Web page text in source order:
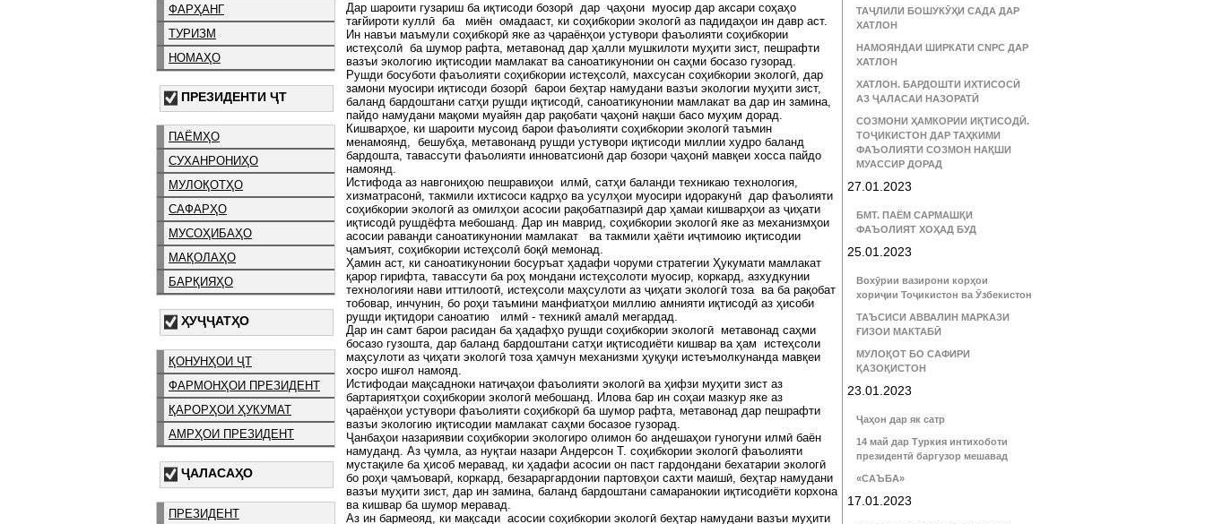
ФАРҲАНГ
ТУРИЗМ
НОМАҲО
ПРЕЗИДЕНТИ ҶТ
ПАЁМҲО
СУХАНРОНИҲО
МУЛОҚОТҲО
САФАРҲО
МУСОҲИБАҲО
МАҚОЛАҲО
БАРҚИЯҲО
ҲУҶҶАТҲО
ҚОНУНҲОИ ҶТ
ФАРМОНҲОИ ПРЕЗИДЕНТ
ҚАРОРҲОИ ҲУКУМАТ
АМРҲОИ ПРЕЗИДЕНТ
ҶАЛАСАҲО
ПРЕЗИДЕНТ
Дар шароити гузариш ба иқтисоди бозорӣ дар ҷаҳони муосир дар аксари соҳаҳо
тағйироти куллӣ ба миён омадааст, ки соҳибкории экологӣ аз падидаҳои ин давр аст.
Ин навъи маъмули соҳибкорӣ яке аз ҷараёнҳои устувори фаъолияти соҳибкории
истеҳсолӣ ба шумор рафта, метавонад дар ҳалли мушкилоти муҳити зист, пешрафти
вазъи экологию иқтисодии мамлакат ва саноатикунонии он саҳми босазо гузорад.
Рушди босуботи фаъолияти соҳибкории истеҳсолӣ, махсусан соҳибкории экологӣ, дар
замони муосири иқтисоди бозорӣ барои беҳтар намудани вазъи экологии муҳити зист,
баланд бардоштани сатҳи рушди иқтисодӣ, саноатикунонии мамлакат ва дар ин замина,
пайдо намудани мақоми муайян дар рақобати ҷаҳонӣ нақши басо муҳим дорад.
Кишварҳое, ки шароити мусоид барои фаъолияти соҳибкории экологӣ таъмин
менамоянд, бешубҳа, метавонанд рушди устувори иқтисоди миллии худро баланд
бардошта, тавассути фаъолияти инноватсионӣ дар бозори ҷаҳонӣ мавқеи хосса пайдо
намоянд.
Истифода аз навгониҳою пешравиҳои илмӣ, сатҳи баланди техникаю технология,
хизматрасонӣ, такмили ихтисоси кадрҳо ва усулҳои муосири идоракунӣ дар фаъолияти
соҳибкории экологӣ аз омилҳои асосии рақобатпазирӣ дар ҳамаи кишварҳои аз ҷиҳати
иқтисодӣ рушдёфта мебошанд. Дар ин маврид, соҳибкории экологӣ яке аз механизмҳои
асосии раванди саноатикунонии мамлакат ва такмили ҳаёти иҷтимоию иқтисодии
ҷамъият, соҳибкории истеҳсолӣ боқӣ мемонад.
Ҳамин аст, ки саноатикунонии босуръат ҳадафи чоруми стратегии Ҳукумати мамлакат
қарор гирифта, тавассути ба роҳ мондани истеҳсолоти муосир, коркард, азхудкунии
технологияи нави иттилоотӣ, истеҳсоли маҳсулоти аз ҷиҳати экологӣ тоза ва ба рақобат
тобовар, инчунин, бо роҳи таъмини манфиатҳои миллию амнияти иқтисодӣ аз ҳисоби
рушди иқтидори саноатию илмӣ - техникӣ амалӣ мегардад.
Дар ин самт барои расидан ба ҳадафҳо рушди соҳибкории экологӣ метавонад саҳми
босазо гузошта, дар баланд бардоштани сатҳи иқтисодиёти кишвар ва ҳам истеҳсоли
маҳсулоти аз ҷиҳати экологӣ тоза ҳамчун механизми ҳуқуқи истеъмолкунанда мавқеи
хосро ишғол намояд.
Истифодаи мақсадноки натиҷаҳои фаъолияти экологӣ ва ҳифзи муҳити зист аз
бартариятҳои соҳибкории экологӣ мебошанд. Илова бар ин соҳаи мазкур яке аз
ҷараёнҳои устувори фаъолияти соҳибкорӣ ба шумор рафта, метавонад дар пешрафти
вазъи экологию иқтисодии мамлакат саҳми босазое гузорад.
Ҷанбаҳои назариявии соҳибкории экологиро олимон бо андешаҳои гуногуни илмӣ баён
намуданд. Аз ҷумла, аз нуқтаи назари Андерсон Т. соҳибкории экологӣ фаъолияти
мустақиле ба ҳисоб меравад, ки ҳадафи асосии он паст гардондани бехатарии экологӣ
бо роҳи ҷамъоварӣ, коркард, безараргардонии партовҳои сахти маишӣ, беҳтар намудани
вазъи муҳити зист, дар ин замина, баланд бардоштани самаранокии иқтисодиёти корхона
ва кишвар ба шумор меравад.
Аз ин бармеояд, ки мақсади асосии соҳибкории экологӣ беҳтар намудани вазъи муҳити
ТАҶЛИЛИ БОШУКӮҲИ САДА ДАР
ХАТЛОН
НАМОЯНДАИ ШИРКАТИ CNPC ДАР
ХАТЛОН
ХАТЛОН. БАРДОШТИ ИХТИСОСӢ
АЗ ҶАЛАСАИ НАЗОРАТӢ
СОЗМОНИ ҲАМКОРИИ ИҚТИСОДӢ.
ТОҶИКИСТОН ДАР ТАҲКИМИ
ФАЪОЛИЯТИ СОЗМОН НАҚШИ
МУАССИР ДОРАД
27.01.2023
БМТ. ПАЁМ САРМАШҚИ
ФАЪОЛИЯТ ХОҲАД БУД
25.01.2023
Вохӯрии вазирони корҳои
хориҷии Тоҷикистон ва Ӯзбекистон
ТАЪСИСИ АВВАЛИН МАРКАЗИ
ҒИЗОИ МАКТАБӢ
МУЛОҚОТ БО САФИРИ
ҚАЗОҚИСТОН
23.01.2023
Ҷаҳон дар як сатр
14 май дар Туркия интихоботи
президентӣ баргузор мешавад
«САЪБА»
17.01.2023